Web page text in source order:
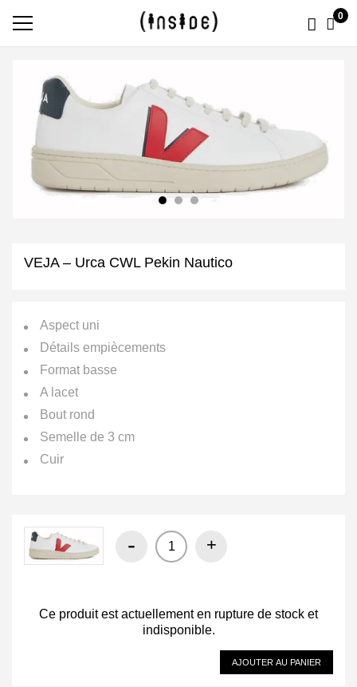
0
VEJA – Urca CWL Pekin Nautico
Aspect uni
Détails empiècements
Format basse
A lacet
Bout rond
Semelle de 3 cm
Cuir
- +
Ce produit est actuellement en rupture de stock et
indisponible.
AJOUTER AU PANIER